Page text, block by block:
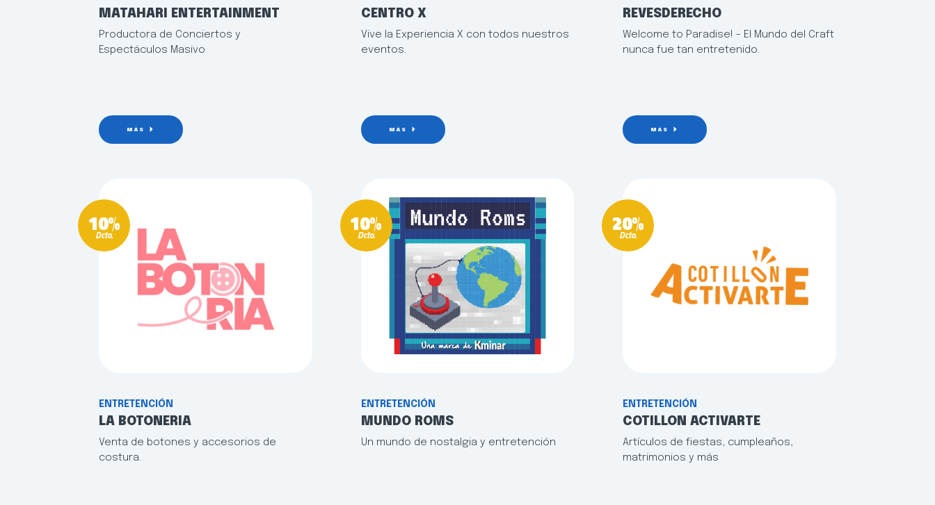
MATAHARI ENTERTAINMENT
Productora de Conciertos y
Espectáculos Masivo
MÁS
CENTRO X
Vive la Experiencia X con todos nuestros
eventos.
MÁS
REVESDERECHO
Welcome to Paradise! - El Mundo del Craft
nunca fue tan entretenido.
MÁS
10%
Dcto.
ENTRETENCIÓN
LA BOTONERIA
Venta de botones y accesorios de
costura.
10%
Dcto.
ENTRETENCIÓN
MUNDO ROMS
Un mundo de nostalgia y entretención
20%
Dcto.
ENTRETENCIÓN
COTILLON ACTIVARTE
Artículos de fiestas, cumpleaños,
matrimonios y más